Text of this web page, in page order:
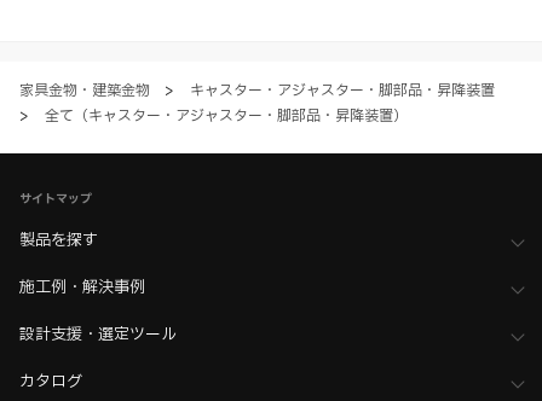
家具金物・建築金物 >
キャスター・アジャスター・脚部品・昇降装置
>
全て（キャスター・アジャスター・脚部品・昇降装置）
サイトマップ
製品を探す
施工例・解決事例
設計支援・選定ツール
カタログ